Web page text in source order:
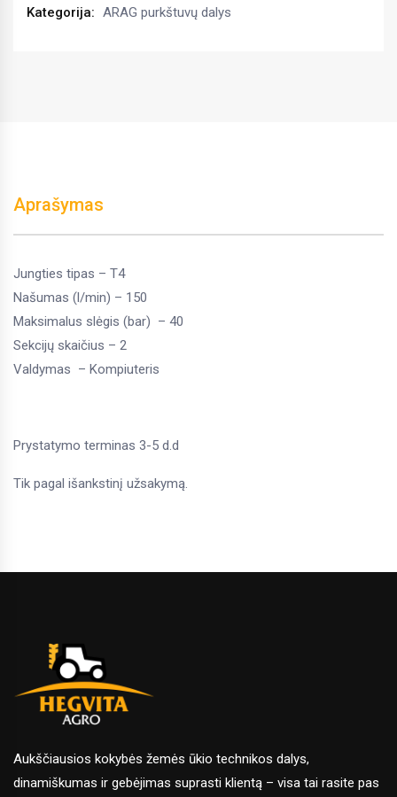
881B14252C
Kategorija: ARAG purkštuvų dalys
Aprašymas
Jungties tipas – T4
Našumas (l/min) – 150
Maksimalus slėgis (bar) – 40
Sekcijų skaičius – 2
Valdymas – Kompiuteris
Prystatymo terminas 3-5 d.d
Tik pagal išankstinį užsakymą.
Aukščiausios kokybės žemės ūkio technikos dalys,
dinamiškumas ir gebėjimas suprasti klientą – visa tai rasite pas